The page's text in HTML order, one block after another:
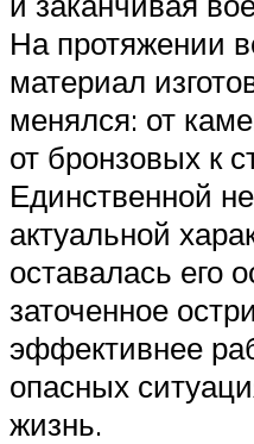
На протяжении
материал
менялся: от
от бронзовых к
Единственной
актуальной
оставалась его
заточенное
эффективнее
опасных
жизнь.